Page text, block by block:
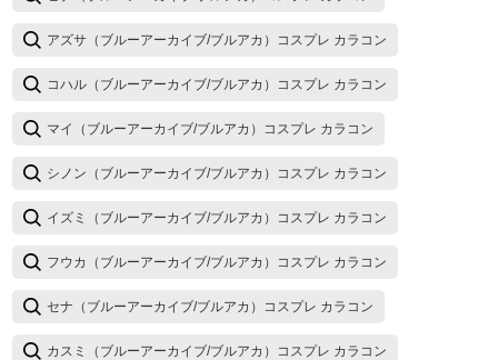
アズサ（ブルーアーカイブ/ブルアカ）コスプレ カラコン
コハル（ブルーアーカイブ/ブルアカ）コスプレ カラコン
マイ（ブルーアーカイブ/ブルアカ）コスプレ カラコン
シノン（ブルーアーカイブ/ブルアカ）コスプレ カラコン
イズミ（ブルーアーカイブ/ブルアカ）コスプレ カラコン
フウカ（ブルーアーカイブ/ブルアカ）コスプレ カラコン
セナ（ブルーアーカイブ/ブルアカ）コスプレ カラコン
カスミ（ブルーアーカイブ/ブルアカ）コスプレ カラコン